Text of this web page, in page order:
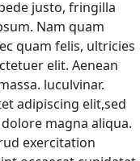
justo, fringilla
Nam quam
quam felis, ultricies
elit. Aenean
luculvinar.
adipiscing elit,sed
magna aliqua.
exercitation